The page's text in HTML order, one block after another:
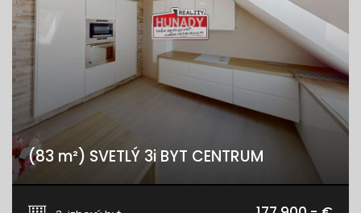
(83 m²) SVETLÝ 3i BYT CENTRUM